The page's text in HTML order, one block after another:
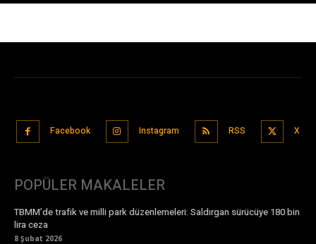
Facebook Instagram RSS X
POPÜLER MAKALELER
TBMM’de trafik ve milli park düzenlemeleri: Saldırgan sürücüye 180 bin
lira ceza
8 Şubat 2026